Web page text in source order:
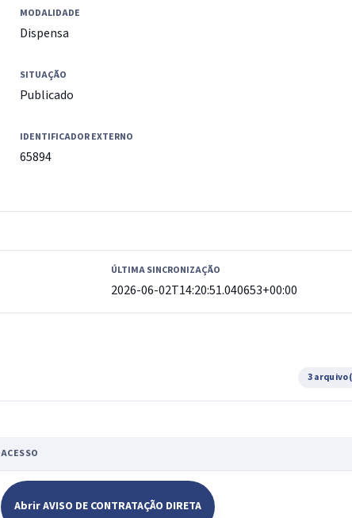
MODALIDADE
Dispensa
SITUAÇÃO
Publicado
IDENTIFICADOR EXTERNO
65894
ÚLTIMA SINCRONIZAÇÃO
2026-06-02T14:20:51.040653+00:00
3
ACESSO
Abrir AVISO DE CONTRATAÇÃO DIRETA